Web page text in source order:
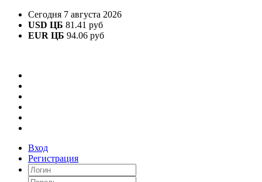
Сегодня 7 августа 2026
USD ЦБ 81.41 руб
EUR ЦБ 94.06 руб
Вход
Регистрация